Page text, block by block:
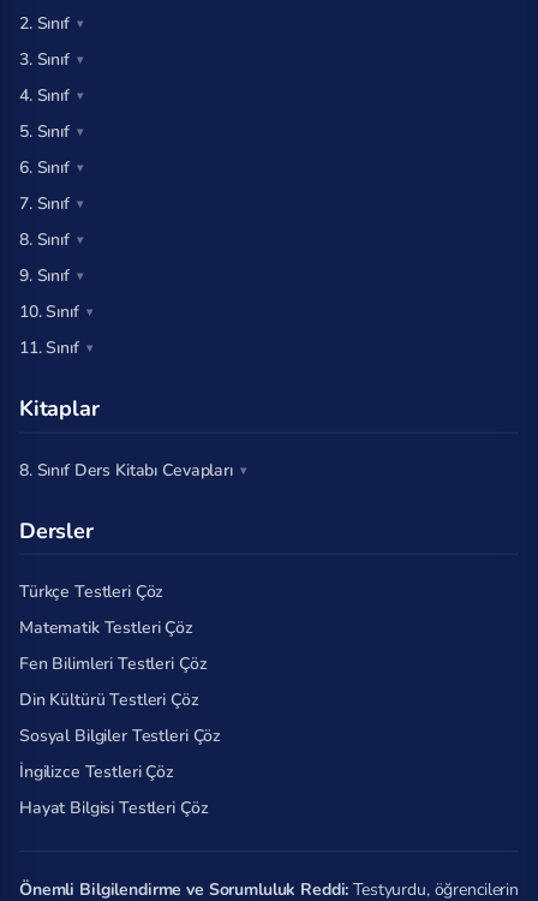
2. Sınıf
3. Sınıf
4. Sınıf
5. Sınıf
6. Sınıf
7. Sınıf
8. Sınıf
9. Sınıf
10. Sınıf
11. Sınıf
Kitaplar
8. Sınıf Ders Kitabı Cevapları
Dersler
Türkçe Testleri Çöz
Matematik Testleri Çöz
Fen Bilimleri Testleri Çöz
Din Kültürü Testleri Çöz
Sosyal Bilgiler Testleri Çöz
İngilizce Testleri Çöz
Hayat Bilgisi Testleri Çöz
Önemli Bilgilendirme ve Sorumluluk Reddi: Testyurdu, öğrencilerin